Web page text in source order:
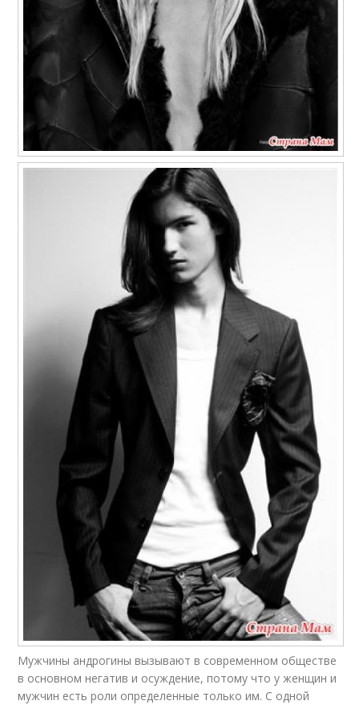
Мужчины андрогины вызывают в современном обществе
в основном негатив и осуждение, потому что у женщин и
мужчин есть роли определенные только им. С одной